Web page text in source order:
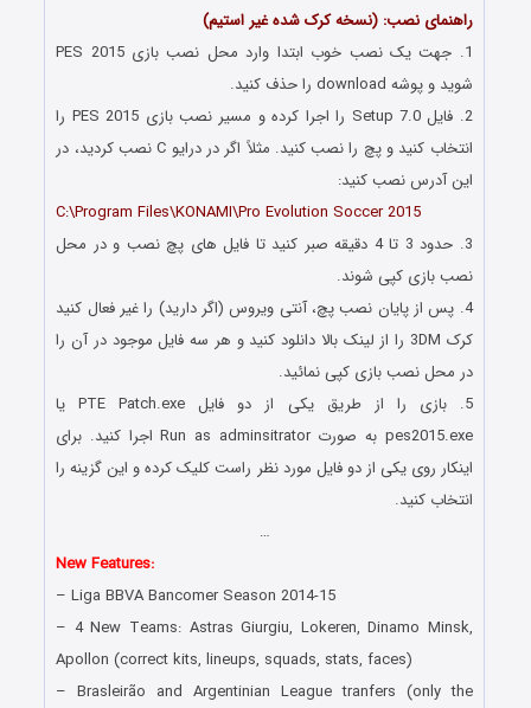
راهنمای نصب: (نسخه کرک شده غیر استیم)
1. جهت یک نصب خوب ابتدا وارد محل نصب بازی PES 2015
شوید و پوشه download را حذف کنید.
2. فایل Setup 7.0 را اجرا کرده و مسیر نصب بازی PES 2015 را
انتخاب کنید و پچ را نصب کنید. مثلاً اگر در درایو C نصب کردید، در
این آدرس نصب کنید:
C:\Program Files\KONAMI\Pro Evolution Soccer 2015
3. حدود 3 تا 4 دقیقه صبر کنید تا فایل های پچ نصب و در محل
نصب بازی کپی شوند.
4. پس از پایان نصب پچ، آنتی ویروس (اگر دارید) را غیر فعال کنید
کرک 3DM را از لینک بالا دانلود کنید و هر سه فایل موجود در آن را
در محل نصب بازی کپی نمائید.
5. بازی را از طریق یکی از دو فایل PTE Patch.exe یا
pes2015.exe به صورت Run as adminsitrator اجرا کنید. برای
اینکار روی یکی از دو فایل مورد نظر راست کلیک کرده و این گزینه را
انتخاب کنید.
…
New Features:
– Liga BBVA Bancomer Season 2014-15
– 4 New Teams: Astras Giurgiu, Lokeren, Dinamo Minsk,
Apollon (correct kits, lineups, squads, stats, faces)
– Brasleirão and Argentinian League tranfers (only the